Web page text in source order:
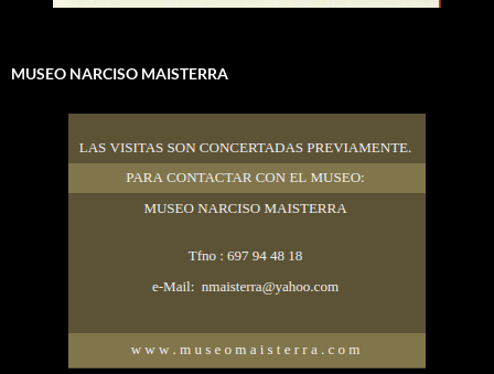
MUSEO NARCISO MAISTERRA